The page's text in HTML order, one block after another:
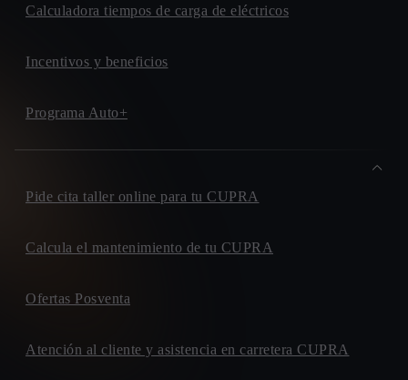
Calculadora tiempos de carga de eléctricos
Incentivos y beneficios
Programa Auto+
Pide cita taller online para tu CUPRA
Calcula el mantenimiento de tu CUPRA
Ofertas Posventa
Atención al cliente y asistencia en carretera CUPRA